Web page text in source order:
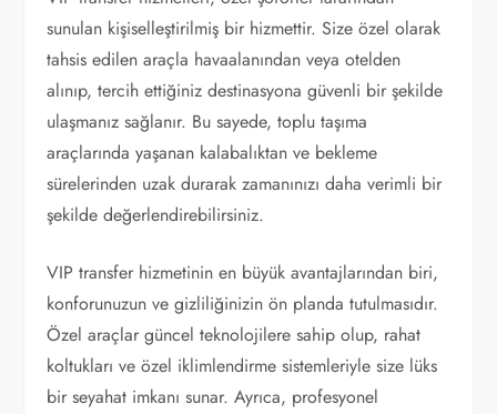
sunulan kişiselleştirilmiş bir hizmettir. Size özel olarak
tahsis edilen araçla havaalanından veya otelden
alınıp, tercih ettiğiniz destinasyona güvenli bir şekilde
ulaşmanız sağlanır. Bu sayede, toplu taşıma
araçlarında yaşanan kalabalıktan ve bekleme
sürelerinden uzak durarak zamanınızı daha verimli bir
şekilde değerlendirebilirsiniz.
VIP transfer hizmetinin en büyük avantajlarından biri,
konforunuzun ve gizliliğinizin ön planda tutulmasıdır.
Özel araçlar güncel teknolojilere sahip olup, rahat
koltukları ve özel iklimlendirme sistemleriyle size lüks
bir seyahat imkanı sunar. Ayrıca, profesyonel